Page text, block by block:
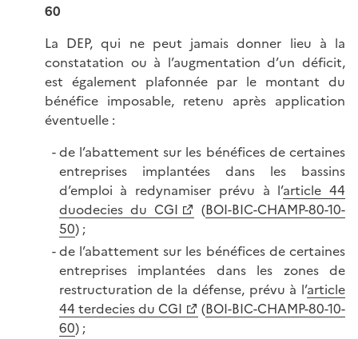
60
La DEP, qui ne peut jamais donner lieu à la
constatation ou à l’augmentation d’un déficit,
est également plafonnée par le montant du
bénéfice imposable, retenu après application
éventuelle :
de l’abattement sur les bénéfices de certaines
entreprises implantées dans les bassins
d’emploi à redynamiser prévu à l’article 44
duodecies du CGI
(BOI-BIC-CHAMP-80-10-
50) ;
de l’abattement sur les bénéfices de certaines
entreprises implantées dans les zones de
restructuration de la défense, prévu à l’article
44 terdecies du CGI
(BOI-BIC-CHAMP-80-10-
60) ;